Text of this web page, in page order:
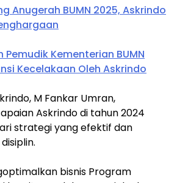
Anugerah BUMN 2025, Askrindo
Pemudik Kementerian BUMN
Kecelakaan Oleh Askrindo
M Fankar Umran,
Askrindo di tahun 2024
strategi yang efektif dan
bisnis Program